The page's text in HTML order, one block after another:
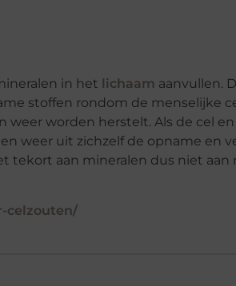
in het lichaam aanvullen.
stoffen rondom de menselijke
weer worden herstelt. Als de cel
weer uit zichzelf de opname en
tekort aan mineralen dus niet aan
celzouten/